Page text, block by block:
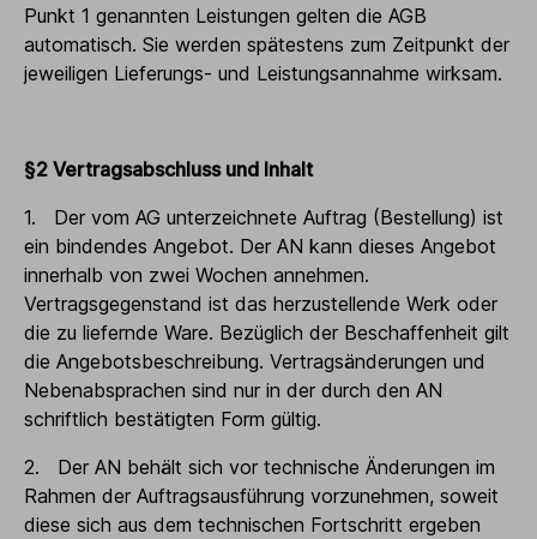
Punkt 1 genannten Leistungen gelten die AGB
automatisch. Sie werden spätestens zum Zeitpunkt der
jeweiligen Lieferungs- und Leistungsannahme wirksam.
§2 Vertragsabschluss und Inhalt
1. Der vom AG unterzeichnete Auftrag (Bestellung) ist
ein bindendes Angebot. Der AN kann dieses Angebot
innerhalb von zwei Wochen annehmen.
Vertragsgegenstand ist das herzustellende Werk oder
die zu liefernde Ware. Bezüglich der Beschaffenheit gilt
die Angebotsbeschreibung. Vertragsänderungen und
Nebenabsprachen sind nur in der durch den AN
schriftlich bestätigten Form gültig.
2. Der AN behält sich vor technische Änderungen im
Rahmen der Auftragsausführung vorzunehmen, soweit
diese sich aus dem technischen Fortschritt ergeben